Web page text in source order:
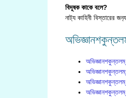
বিদূষক কাকে বলে?
নাট‍্য কাহিনী বিস্তারের
অভিজ্ঞানশকুন্তলম্